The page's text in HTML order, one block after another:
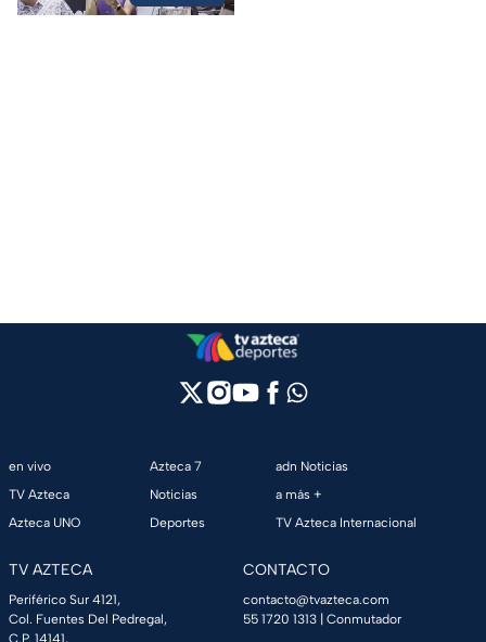
en vivo
TV Azteca
Azteca UNO
Azteca 7
Noticias
Deportes
adn Noticias
a más +
TV Azteca Internacional
TV AZTECA
Periférico Sur 4121,
Col. Fuentes Del Pedregal,
C.P. 14141,
CONTACTO
contacto@tvazteca.com
55 1720 1313 | Conmutador